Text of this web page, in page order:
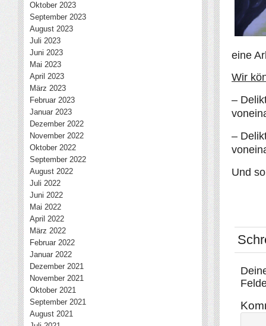
eine
Wir
–
–
Und
Oktober 2023
September 2023
August 2023
Juli 2023
Juni 2023
Mai 2023
April 2023
März 2023
Februar 2023
Januar 2023
Dezember 2022
November 2022
Oktober 2022
September 2022
August 2022
Juli 2022
Juni 2022
Mai 2022
April 2022
März 2022
Februar 2022
Januar 2022
Dezember 2021
November 2021
Oktober 2021
September 2021
August 2021